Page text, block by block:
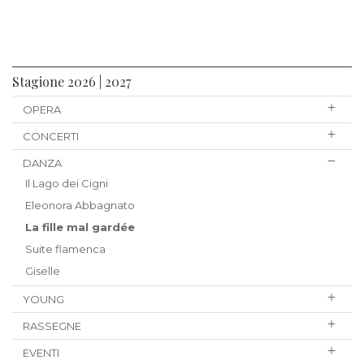
Stagione 2026 | 2027
OPERA
CONCERTI
DANZA
Il Lago dei Cigni
Eleonora Abbagnato
La fille mal gardée
Suite flamenca
Giselle
YOUNG
RASSEGNE
EVENTI